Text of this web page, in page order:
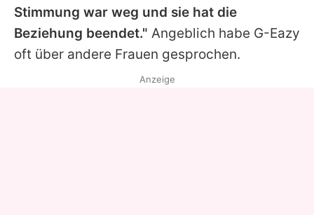
Stimmung war weg und sie hat die
Beziehung beendet." Angeblich habe G-Eazy
oft über andere Frauen gesprochen.
Anzeige